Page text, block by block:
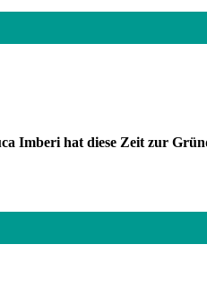
Imberi hat diese Zeit zur